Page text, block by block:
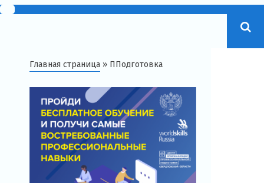
Главная страница » ППодготовка